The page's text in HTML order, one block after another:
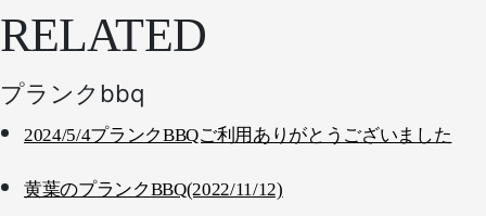
RELATED
プランクbbq
2024/5/4プランクBBQご利用ありがとうございました
黄葉のプランクBBQ(2022/11/12)